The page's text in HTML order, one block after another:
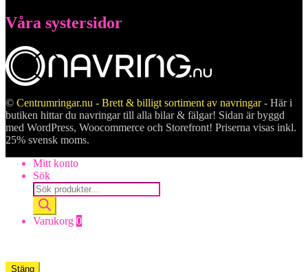
Våra systersidor
© Centrumringar.nu - Brett & billigt sortiment av navringar- Här i
butiken hittar du navringar till alla bilar & fälgar! Sidan är byggd
med WordPress, Woocommerce och Storefront! Priserna visas inkl.
25% svensk moms.
Mitt konto
Sök
Products
search
Varukorg 0
Stäng